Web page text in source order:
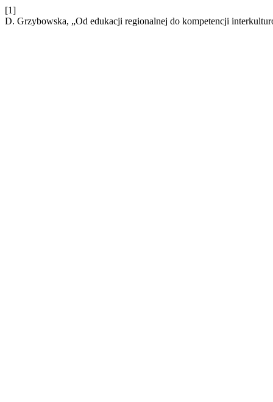
[1]
D. Grzybowska, „Od edukacji regionalnej do kompetencji